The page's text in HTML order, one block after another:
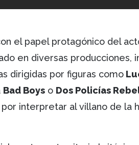
el papel protagónico del
en diversas producciones,
dirigidas por figuras como
Bad Boys o Dos Policías
interpretar al villano de la